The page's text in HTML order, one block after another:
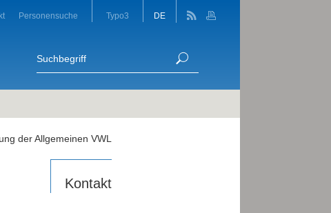
Personensuche Typo3 DE
der Allgemeinen VWL
Kontakt